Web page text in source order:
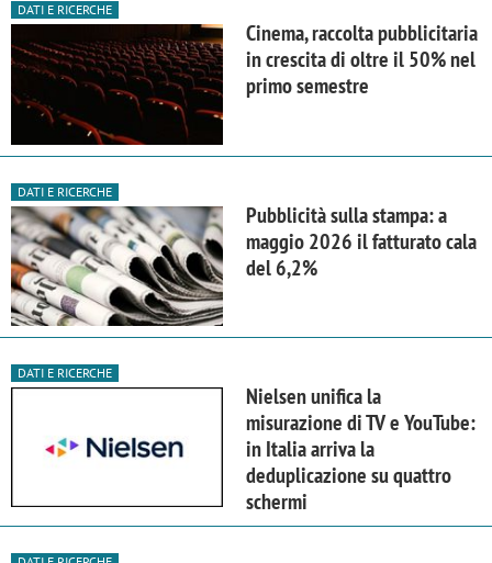
DATI E RICERCHE
Cinema, raccolta pubblicitaria
in crescita di oltre il 50% nel
primo semestre
DATI E RICERCHE
Pubblicità sulla stampa: a
maggio 2026 il fatturato cala
del 6,2%
DATI E RICERCHE
Nielsen unifica la
misurazione di TV e YouTube:
in Italia arriva la
deduplicazione su quattro
schermi